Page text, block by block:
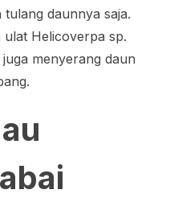
daunnya saja.
ulat Helicoverpa sp.
juga menyerang daun